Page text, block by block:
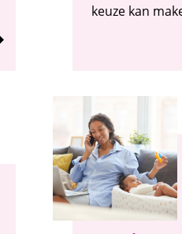
keuze kan